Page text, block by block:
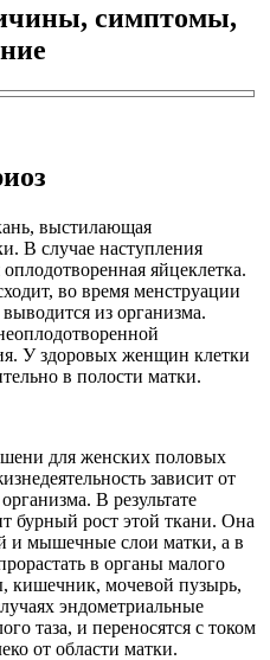
симптомы,
выстилающая
В случае наступления
яйцеклетка.
во время менструации
из организма.
У здоровых женщин клетки
в полости матки.
для женских половых
зависит от
В результате
бурный рост этой ткани. Она
и мышечные слои матки, а в
в органы малого
кишечник, мочевой пузырь,
эндометриальные
таза, и переносятся с током
от области матки.